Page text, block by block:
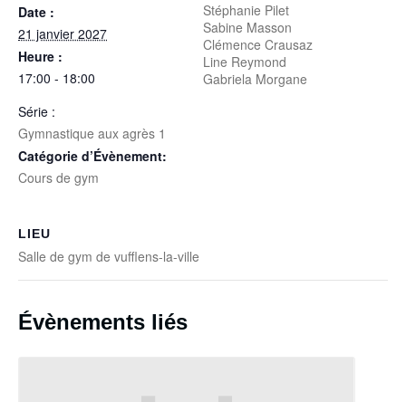
Date :
21 janvier 2027
Heure :
17:00 - 18:00
Série :
Gymnastique aux agrès 1
Catégorie d’Évènement:
Cours de gym
Stéphanie Pilet
Sabine Masson
Clémence Crausaz
Line Reymond
Gabriela Morgane
LIEU
Salle de gym de vufflens-la-ville
Évènements liés